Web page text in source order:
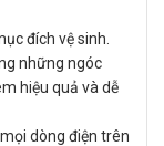
đích vệ sinh.
những ngóc
hiệu quả và dễ
dòng điện trên